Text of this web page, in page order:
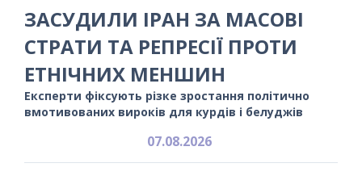
ЗАСУДИЛИ ІРАН ЗА МАСОВІ
СТРАТИ ТА РЕПРЕСІЇ ПРОТИ
ЕТНІЧНИХ МЕНШИН
Експерти фіксують різке зростання політично
вмотивованих вироків для курдів і белуджів
07.08.2026